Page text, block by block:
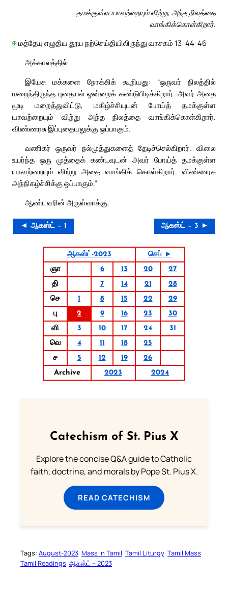
தமக்குள்ள யாவற்றையும் விற்று, அந்த நிலத்தை
வாங்கிக்கொள்கிறார்.
✠மத்தேயு எழுதிய தூய நற்செய்தியிலிருந்து வாசகம் 13: 44-46
அக்காலத்தில்
இயேசு மக்களை நோக்கிக் கூறியது: “ஒருவர் நிலத்தில்
மறைந்திருந்த புதையல் ஒன்றைக் கண்டுபிடிக்கிறார். அவர் அதை
மூடி மறைத்துவிட்டு, மகிழ்ச்சியுடன் போய்த் தமக்குள்ள
யாவற்றையும் விற்று அந்த நிலத்தை வாங்கிக்கொள்கிறார்.
விண்ணரசு இப்புதையலுக்கு ஒப்பாகும்.
வணிகர் ஒருவர் நல்முத்துகளைத் தேடிச்செல்கிறார். விலை
உயர்ந்த ஒரு முத்தைக் கண்டவுடன் அவர் போய்த் தமக்குள்ள
யாவற்றையும் விற்று அதை வாங்கிக் கொள்கிறார். விண்ணரசு
அந்நிகழ்ச்சிக்கு ஒப்பாகும்.”
ஆண்டவரின் அருள்வாக்கு.
◄ ஆகஸ்ட் – 1 ஆகஸ்ட் – 3 ►
ஆகஸ்ட்-2023
செப் ►
ஞா
6 13 20
27
தி
7 14 21
28
செ
1 8 15 22
29
பு
2 9 16 23
30
வி
3 10 17 24
31
வெ
4 11 18
25
ச
5 12 19
26
Archive
2023 2024
Catechism of St. Pius X
Explore the concise Q&A guide to Catholic
faith, doctrine, and morals by Pope St. Pius X.
READ CATECHISM
Tags: August-2023 Mass in Tamil Tamil Liturgy Tamil Mass
Tamil Readings ஆகஸ்ட் – 2023